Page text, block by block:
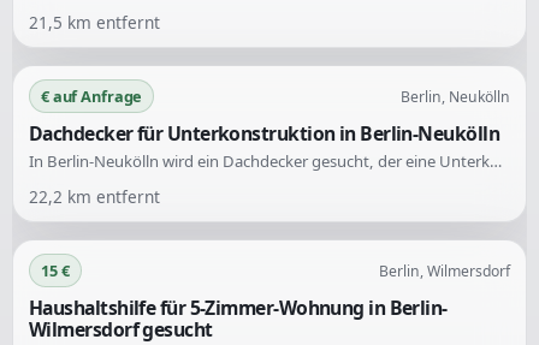
21,5 km entfernt
€ auf Anfrage Berlin, Neukölln
Dachdecker für Unterkonstruktion in Berlin-Neukölln
In Berlin-Neukölln wird ein Dachdecker gesucht, der eine Unterkonstruktion für eine Garage erstellen und diese mit Sandwichpanelen decken kann. Die Fläche beträgt ca. 36 qm.
22,2 km entfernt
15 € Berlin, Wilmersdorf
Haushaltshilfe für 5-Zimmer-Wohnung in Berlin-
Wilmersdorf gesucht